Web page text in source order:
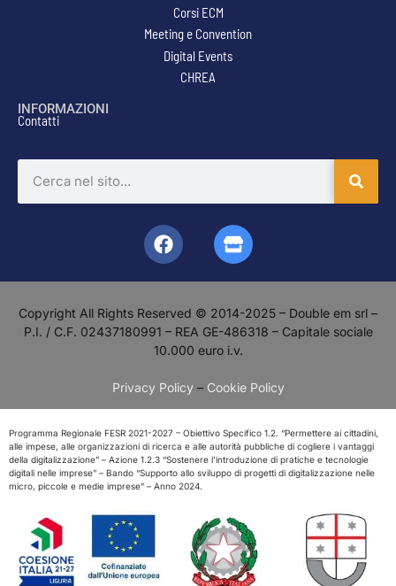
Corsi ECM
Meeting e Convention
Digital Events
CHREA
INFORMAZIONI
Contatti
Copyright All Rights Reserved © 2014-2025 – Double em srl –
P.I. / C.F. 02437180991 – REA GE-486318 – Capitale sociale
10.000 euro i.v.
Privacy Policy– Cookie Policy
Programma Regionale FESR 2021-2027 – Obiettivo Specifico 1.2. “Permettere ai cittadini,
alle impese, alle organizzazioni di ricerca e alle autorità pubbliche di cogliere i vantaggi
della digitalizzazione” – Azione 1.2.3 “Sostenere l’introduzione di pratiche e tecnologie
digitali nelle imprese” – Bando “Supporto allo sviluppo di progetti di digitalizzazione nelle
micro, piccole e medie imprese” – Anno 2024.